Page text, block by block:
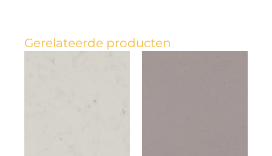
Gerelateerde producten